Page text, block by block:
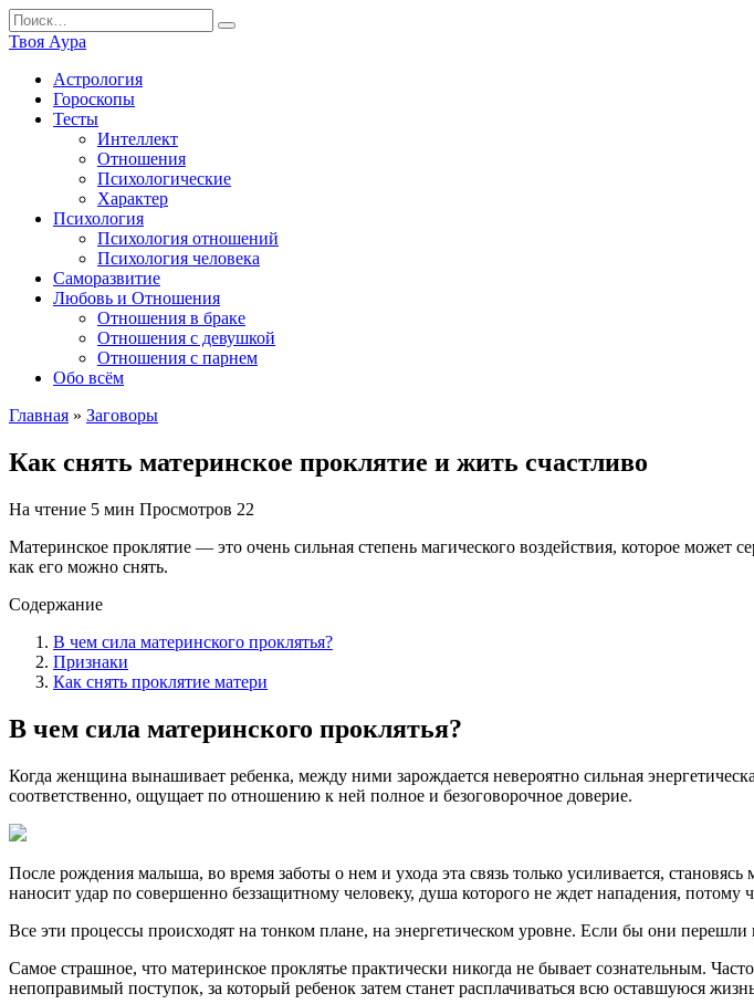
Перейти
к
содержанию
Search
for:
Твоя Аура
Астрология
Гороскопы
Тесты
Интеллект
Отношения
Психологические
Характер
Психология
Психология отношений
Психология человека
Саморазвитие
Любовь и Отношения
Отношения в браке
Отношения с девушкой
Отношения с парнем
Обо всём
Главная » Заговоры
Как снять материнское проклятие и жить счастливо
На чтение 5 мин Просмотров 22
Материнское проклятие — это очень сильная степень магического воздействия, которое может
как его можно снять.
Содержание
В чем сила материнского проклятья?
Признаки
Как снять проклятие матери
В чем сила материнского проклятья?
Когда женщина вынашивает ребенка, между ними зарождается невероятно сильная
соответственно, ощущает по отношению к ней полное и безоговорочное доверие.
После рождения малыша, во время заботы о нем и ухода эта связь только усиливается,
наносит удар по совершенно беззащитному человеку, душа которого не ждет нападения, потому
Все эти процессы происходят на тонком плане, на энергетическом уровне. Если бы они
Самое страшное, что материнское проклятье практически никогда не бывает сознательным.
непоправимый поступок, за который ребенок затем станет расплачиваться всю оставшуюся